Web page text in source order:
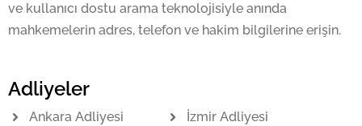
ve kullanıcı dostu arama teknolojisiyle anında
mahkemelerin adres, telefon ve hakim bilgilerine erişin.
Adliyeler
Ankara Adliyesi
İzmir Adliyesi